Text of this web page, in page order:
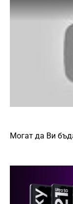
Могат да Ви